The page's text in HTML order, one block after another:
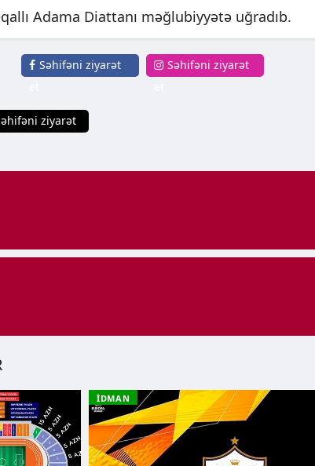
Adama Diattanı məğlubiyyətə uğradıb.
Səhifəni ziyarət
Səhifəni ziyarət
ziyarət
İDMAN